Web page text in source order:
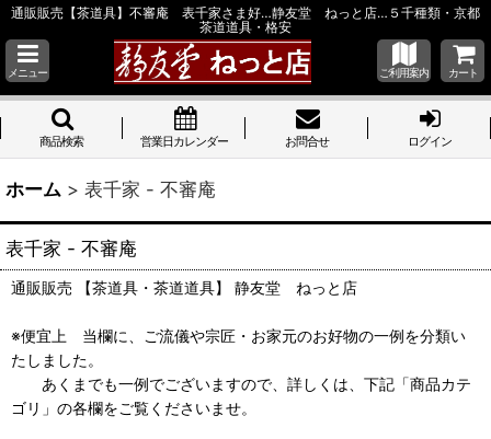
通販販売【茶道具】不審庵 表千家さま好…静友堂 ねっと店…５千種類・京都
茶道道具・格安
メニュー ご利用案内 カート
商品検索 営業日カレンダー お問合せ ログイン
ホーム > 表千家 - 不審庵
表千家 - 不審庵
通販販売 【茶道具・茶道道具】 静友堂 ねっと店
※便宜上 当欄に、ご流儀や宗匠・お家元のお好物の一例を分類い
たしました。
あくまでも一例でございますので、詳しくは、下記「商品カテ
ゴリ」の各欄をご覧くださいませ。